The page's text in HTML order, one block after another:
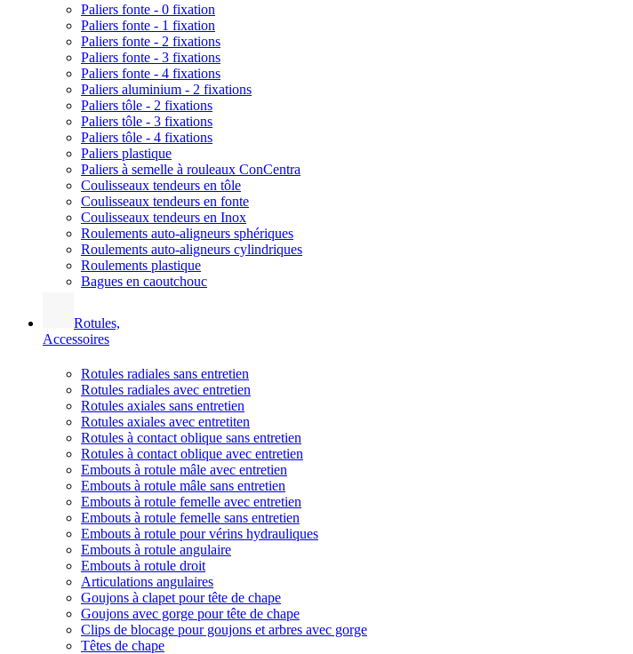
Paliers fonte - 0 fixation
Paliers fonte - 1 fixation
Paliers fonte - 2 fixations
Paliers fonte - 3 fixations
Paliers fonte - 4 fixations
Paliers aluminium - 2 fixations
Paliers tôle - 2 fixations
Paliers tôle - 3 fixations
Paliers tôle - 4 fixations
Paliers plastique
Paliers à semelle à rouleaux ConCentra
Coulisseaux tendeurs en tôle
Coulisseaux tendeurs en fonte
Coulisseaux tendeurs en Inox
Roulements auto-aligneurs sphériques
Roulements auto-aligneurs cylindriques
Roulements plastique
Bagues en caoutchouc
Rotules,
Accessoires
Rotules radiales sans entretien
Rotules radiales avec entretien
Rotules axiales sans entretien
Rotules axiales avec entretiten
Rotules à contact oblique sans entretien
Rotules à contact oblique avec entretien
Embouts à rotule mâle avec entretien
Embouts à rotule mâle sans entretien
Embouts à rotule femelle avec entretien
Embouts à rotule femelle sans entretien
Embouts à rotule pour vérins hydrauliques
Embouts à rotule angulaire
Embouts à rotule droit
Articulations angulaires
Goujons à clapet pour tête de chape
Goujons avec gorge pour tête de chape
Clips de blocage pour goujons et arbres avec gorge
Têtes de chape